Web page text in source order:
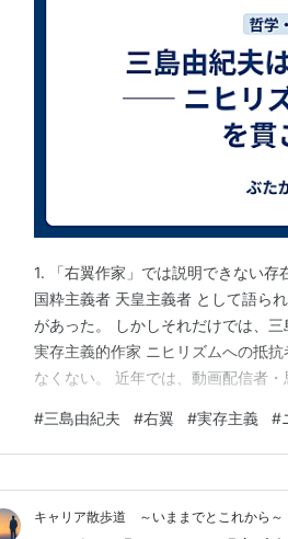
1. 「右翼作家」では説明できない
国粋主義者 天皇主義者 として語ら
があった。 しかしそれだけでは、
実存主義的作家 ニヒリズムへの抵
なくない。 近年では、動画配信者
どうするか」 だけではなく、 「人
身体を失…
#三島由紀夫 #右翼 #実存主義 #
キャリア散歩道 ～いままでとこれから～